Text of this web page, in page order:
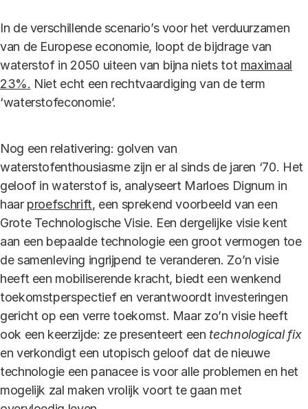
In de verschillende scenario’s voor het verduurzamen
van de Europese economie, loopt de bijdrage van
waterstof in 2050 uiteen van bijna niets tot maximaal
23%. Niet echt een rechtvaardiging van de term
‘waterstofeconomie’.
Nog een relativering: golven van
waterstofenthousiasme zijn er al sinds de jaren ‘70. Het
geloof in waterstof is, analyseert Marloes Dignum in
haar proefschrift, een sprekend voorbeeld van een
Grote Technologische Visie. Een dergelijke visie kent
aan een bepaalde technologie een groot vermogen toe
de samenleving ingrijpend te veranderen. Zo’n visie
heeft een mobiliserende kracht, biedt een wenkend
toekomstperspectief en verantwoordt investeringen
gericht op een verre toekomst. Maar zo’n visie heeft
ook een keerzijde: ze presenteert een technological fix
en verkondigt een utopisch geloof dat de nieuwe
technologie een panacee is voor alle problemen en het
mogelijk zal maken vrolijk voort te gaan met